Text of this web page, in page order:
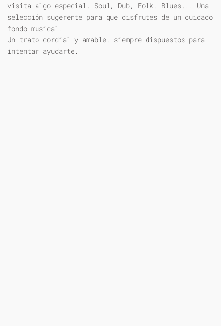
visita algo especial. Soul, Dub, Folk, Blues... Una
selección sugerente para que disfrutes de un cuidado
fondo musical.
Un trato cordial y amable, siempre dispuestos para
intentar ayudarte.